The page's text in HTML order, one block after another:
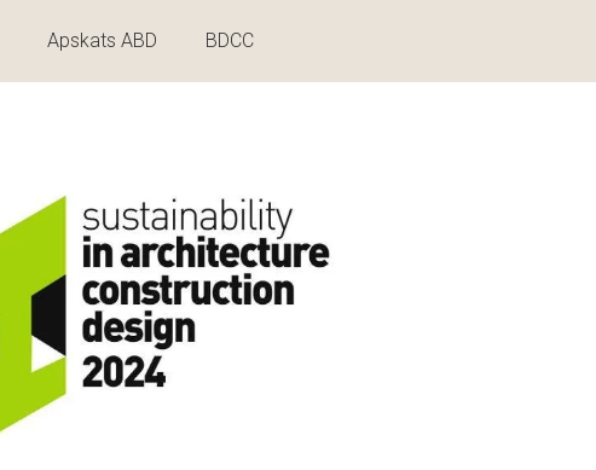
Apskats ABD BDCC